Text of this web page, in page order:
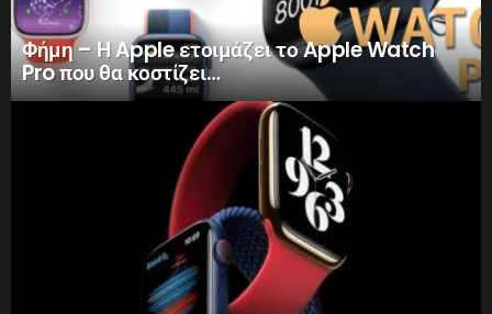
Φήμη – Η Apple ετοιμάζει το Apple Watch
Pro που θα κοστίζει…